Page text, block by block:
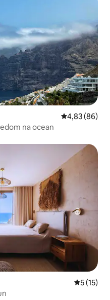
Prosječna
4,83 (86)
na ocean
Prosječna
5 (15)